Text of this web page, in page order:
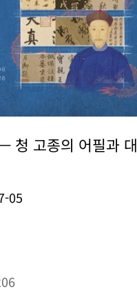
청 고종의 어필과 대
05